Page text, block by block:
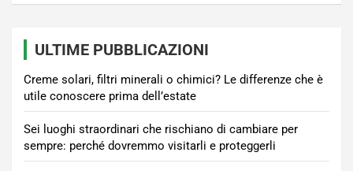
ULTIME PUBBLICAZIONI
Creme solari, filtri minerali o chimici? Le differenze che è
utile conoscere prima dell’estate
Sei luoghi straordinari che rischiano di cambiare per
sempre: perché dovremmo visitarli e proteggerli